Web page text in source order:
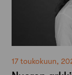
17 toukokuun,